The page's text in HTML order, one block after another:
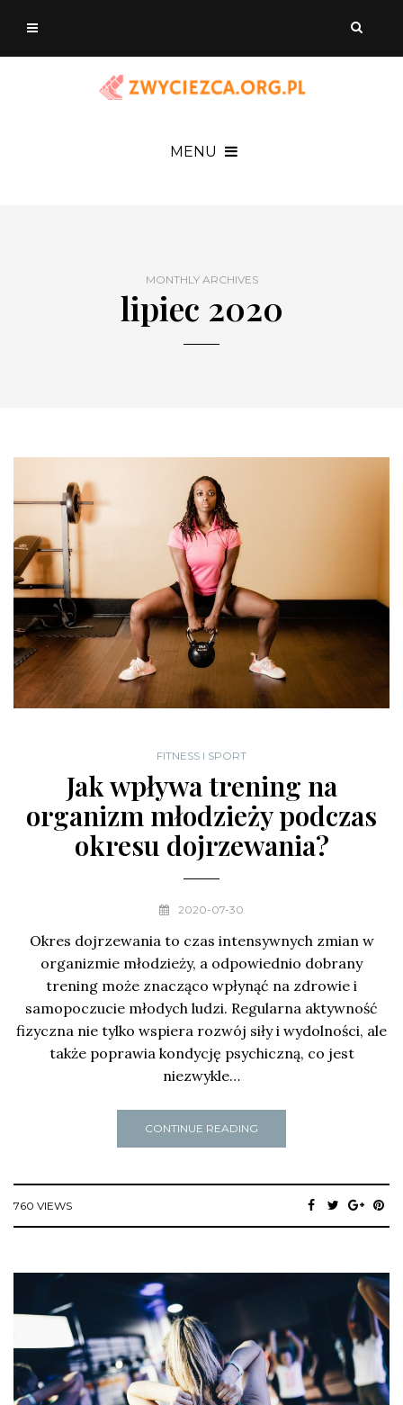
MENU
MONTHLY ARCHIVES
lipiec 2020
FITNESS I SPORT
Jak wpływa trening na
organizm młodzieży podczas
okresu dojrzewania?
2020-07-30
Okres dojrzewania to czas intensywnych zmian w
organizmie młodzieży, a odpowiednio dobrany
trening może znacząco wpłynąć na zdrowie i
samopoczucie młodych ludzi. Regularna aktywność
fizyczna nie tylko wspiera rozwój siły i wydolności, ale
także poprawia kondycję psychiczną, co jest
niezwykle…
CONTINUE READING
760 VIEWS